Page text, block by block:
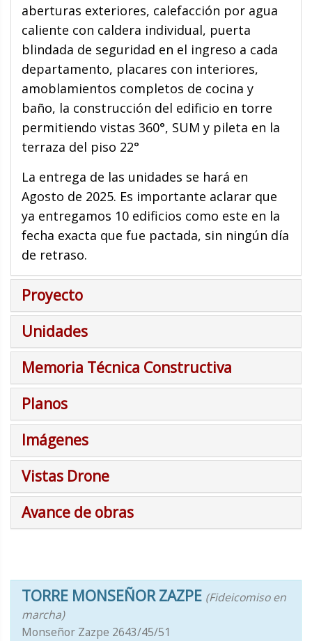
aberturas exteriores, calefacción por agua
caliente con caldera individual, puerta
blindada de seguridad en el ingreso a cada
departamento, placares con interiores,
amoblamientos completos de cocina y
baño, la construcción del edificio en torre
permitiendo vistas 360°, SUM y pileta en la
terraza del piso 22°
La entrega de las unidades se hará en
Agosto de 2025. Es importante aclarar que
ya entregamos 10 edificios como este en la
fecha exacta que fue pactada, sin ningún día
de retraso.
Proyecto
Unidades
Memoria Técnica Constructiva
Planos
Imágenes
Vistas Drone
Avance de obras
TORRE MONSEÑOR ZAZPE (Fideicomiso en
marcha)
Monseñor Zazpe 2643/45/51